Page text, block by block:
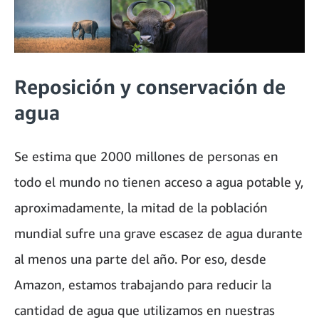
Reposición y conservación de
agua
Se estima que 2000 millones de personas en
todo el mundo no tienen acceso a agua potable y,
aproximadamente, la mitad de la población
mundial sufre una grave escasez de agua durante
al menos una parte del año. Por eso, desde
Amazon, estamos trabajando para reducir la
cantidad de agua que utilizamos en nuestras